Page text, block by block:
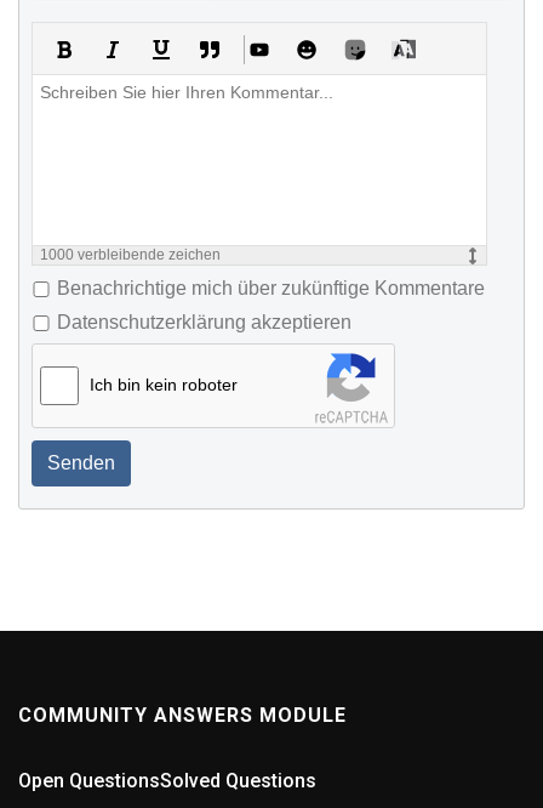
1000 verbleibende zeichen
Benachrichtige mich über zukünftige Kommentare
Datenschutzerklärung akzeptieren
Ich bin kein roboter
Senden
COMMUNITY ANSWERS MODULE
Open QuestionsSolved Questions